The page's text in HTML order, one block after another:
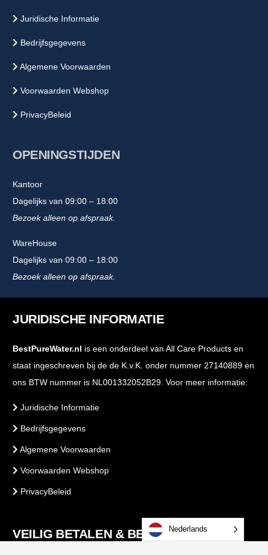
Juridische Informatie
Bedrijfsgegevens
Algemene Voorwaarden
Voorwaarden Webshop
PrivacyBeleid
OPENINGSTIJDEN
Kantoor
Dagelijks van 09:00 – 18:00
Bezoek alleen op afspraak.
WareHouse
Dagelijks van 09:00 – 18:00
Bezoek alleen op afspraak.
JURIDISCHE INFORMATIE
BestPureWater.nl is een onderdeel van All Care Products en
staat ingeschreven bij de de K.v.K. onder nummer 27140889 en
ons BTW nummer is NL001332052B29. Voor meer informatie:
Juridische Informatie
Bedrijfsgegevens
Algemene Voorwaarden
Voorwaarden Webshop
PrivacyBeleid
VEILIG BETALEN & BESTELLEN
Nederlands